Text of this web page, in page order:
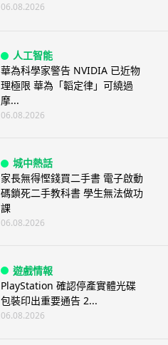
06.08.2026
人工智能
華為科學家警告 NVIDIA 已近物
理極限 華為「韜定律」可繞過
摩...
06.08.2026
城中熱話
家長無得慳錢買二手書 電子啟動
碼鎖死二手教科書 學生無法做功
課
06.08.2026
遊戲情報
PlayStation 確認停產實體光碟
包裝印出重要通告 2...
06.08.2026